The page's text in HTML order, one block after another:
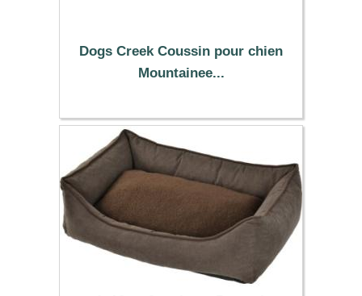
Dogs Creek Coussin pour chien
Mountainee...
39.99 €